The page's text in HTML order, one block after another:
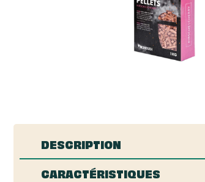
DESCRIPTION
CARACTÉRISTIQUES